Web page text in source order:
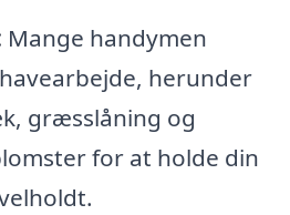
Mange handymen
herunder
græsslåning og
for at holde din